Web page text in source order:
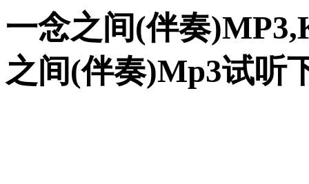
一念之间(伴奏
之间(伴奏)Mp3试听